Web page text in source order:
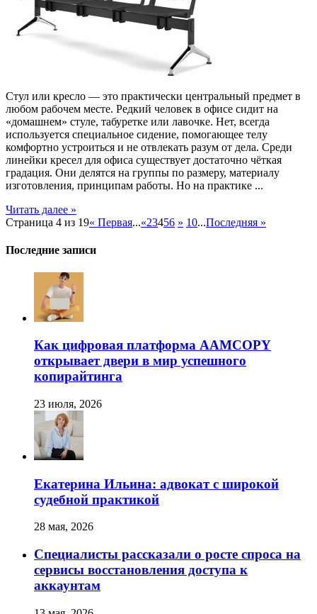
Стул или кресло — это практически центральный предмет в
любом рабочем месте. Редкий человек в офисе сидит на
«домашнем» стуле, табуретке или лавочке. Нет, всегда
используется специальное сидение, помогающее телу
комфортно устроиться и не отвлекать разум от дела. Среди
линейки кресел для офиса существует достаточно чёткая
градация. Они делятся на группы по размеру, материалу
изготовления, принципам работы. Но на практике ...
Читать далее »
Страница 4 из 19« Первая...«23456 » 10...Последняя »
Последние записи
Как цифровая платформа AAMCOPY
открывает двери в мир успешного
копирайтинга
23 июля, 2026
Екатерина Ильина: адвокат с широкой
судебной практикой
28 мая, 2026
Специалисты рассказали о росте спроса на
сервисы восстановления доступа к
аккаунтам